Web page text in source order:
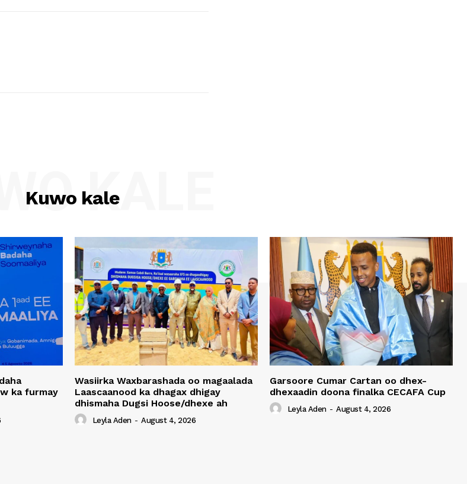
Kuwo kaleKALE
ka furmay
Wasiirka Waxbarashada oo magaalada
Laascaanood ka dhagax dhigay
dhismaha Dugsi Hoose/dhexe ah
Leyla Aden - August 4, 2026
Garsoore Cumar Cartan oo dhex-
dhexaadin doona finalka CECAFA Cup
Leyla Aden - August 4, 2026